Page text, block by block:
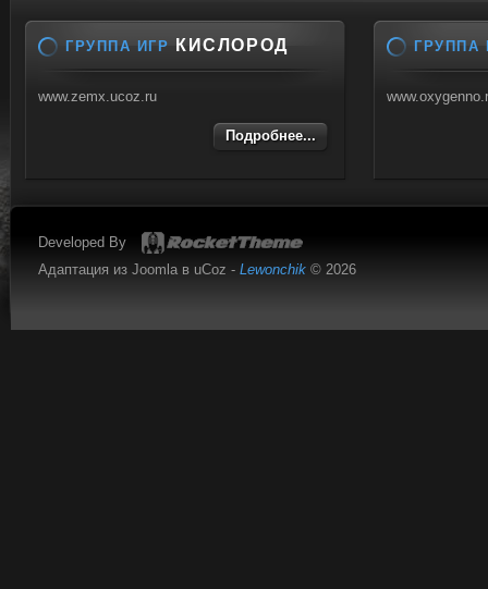
ГРУППА ИГР КИСЛОРОД
www.zemx.ucoz.ru
Подробнее...
ГРУППА
Developed By
Адаптация из Joomla в uCoz - Lewonchik © 2026